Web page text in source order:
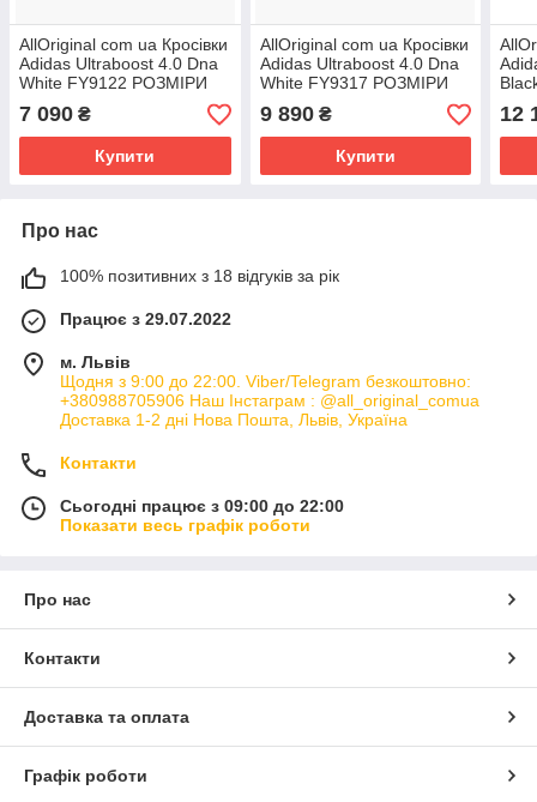
AllOriginal com ua Кросівки
Adidas Ultraboost 4.0 Dna
White FY9122 РОЗМІРИ
ЗАПИТУЙТЕ
7 090 ₴
Купити
AllOriginal com ua Кросівки
Adidas Ultraboost 4.0 Dna
White FY9317 РОЗМІРИ
ЗАПИТУЙТЕ
9 890₴
Купити
12
Про нас
100% позитивних з 18 відгуків за рік
Працює з 29.07.2022
м. Львів
Щодня з 9:00 до 22:00. Viber/Telegram безкоштовно:
+380988705906 Наш Інстаграм : @all_original_comua
Доставка 1-2 дні Нова Пошта, Львів, Україна
Контакти
Сьогодні працює з 09:00 до 22:00
Показати весь графік роботи
Про нас
Контакти
Доставка та оплата
Графік роботи